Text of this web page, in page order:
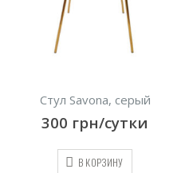
Стул Savona, серый
300 грн/сутки
В КОРЗИНУ